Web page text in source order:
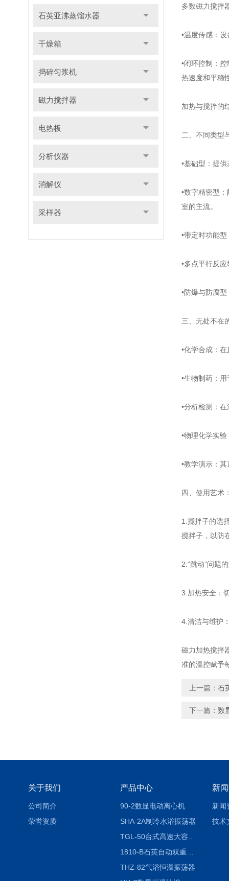
石英亚沸蒸馏水器
干燥箱
捣碎匀浆机
磁力搅拌器
电热板
分析仪器
消解仪
采样器
多数磁力搅拌
•温度传感：
•闭环控制：
热速度和平稳
加热与搅拌的
二、不同类型
•基础型：提
•数字精密型
室的主流。
•带定时功能
•多点平行反
•防爆与防腐
三、无处不在
•化学合成：
•生物制药：
•分析检测：
•物理化学实
•教学演示：
四、使用艺术
1.搅拌子的选
搅拌子，以防
2.“跳动”问题
3.加热安全：
4.清洁与维护
磁力加热搅拌
准的温控赋予
上一篇： 石
下一篇： 数
关于我们
公司简介
荣誉资质
产品中心
90-2数显电动离心机
SHA-2A制冷水浴振荡器
1810-B石英自动双重纯水蒸馏水器
THZ-82气浴恒温振荡器
新
新闻
技术